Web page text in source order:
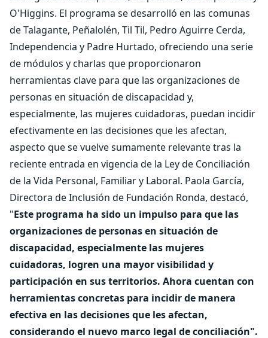
O'Higgins. El programa se desarrolló en las comunas
de Talagante, Peñalolén, Til Til, Pedro Aguirre Cerda,
Independencia y Padre Hurtado, ofreciendo una serie
de módulos y charlas que proporcionaron
herramientas clave para que las organizaciones de
personas en situación de discapacidad y,
especialmente, las mujeres cuidadoras, puedan incidir
efectivamente en las decisiones que les afectan,
aspecto que se vuelve sumamente relevante tras la
reciente entrada en vigencia de la Ley de Conciliación
de la Vida Personal, Familiar y Laboral. Paola García,
Directora de Inclusión de Fundación Ronda, destacó,
"Este programa ha sido un impulso para que las
organizaciones de personas en situación de
discapacidad, especialmente las mujeres
cuidadoras, logren una mayor visibilidad y
participación en sus territorios. Ahora cuentan con
herramientas concretas para incidir de manera
efectiva en las decisiones que les afectan,
considerando el nuevo marco legal de conciliación".